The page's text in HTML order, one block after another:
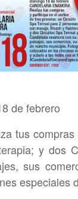
de febrero
tus
y dos
sus
especiales